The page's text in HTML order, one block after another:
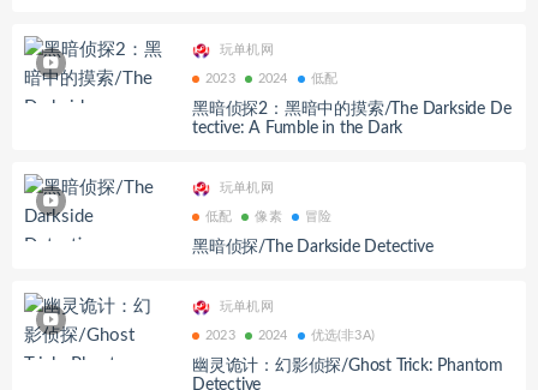
玩单机网
2023 2024 低配
黑暗侦探2：黑暗中的摸索/The Darkside De
tective: A Fumble in the Dark
玩单机网
低配 像素 冒险
黑暗侦探/The Darkside Detective
玩单机网
2023 2024 优选(非3A)
幽灵诡计：幻影侦探/Ghost Trick: Phantom
Detective